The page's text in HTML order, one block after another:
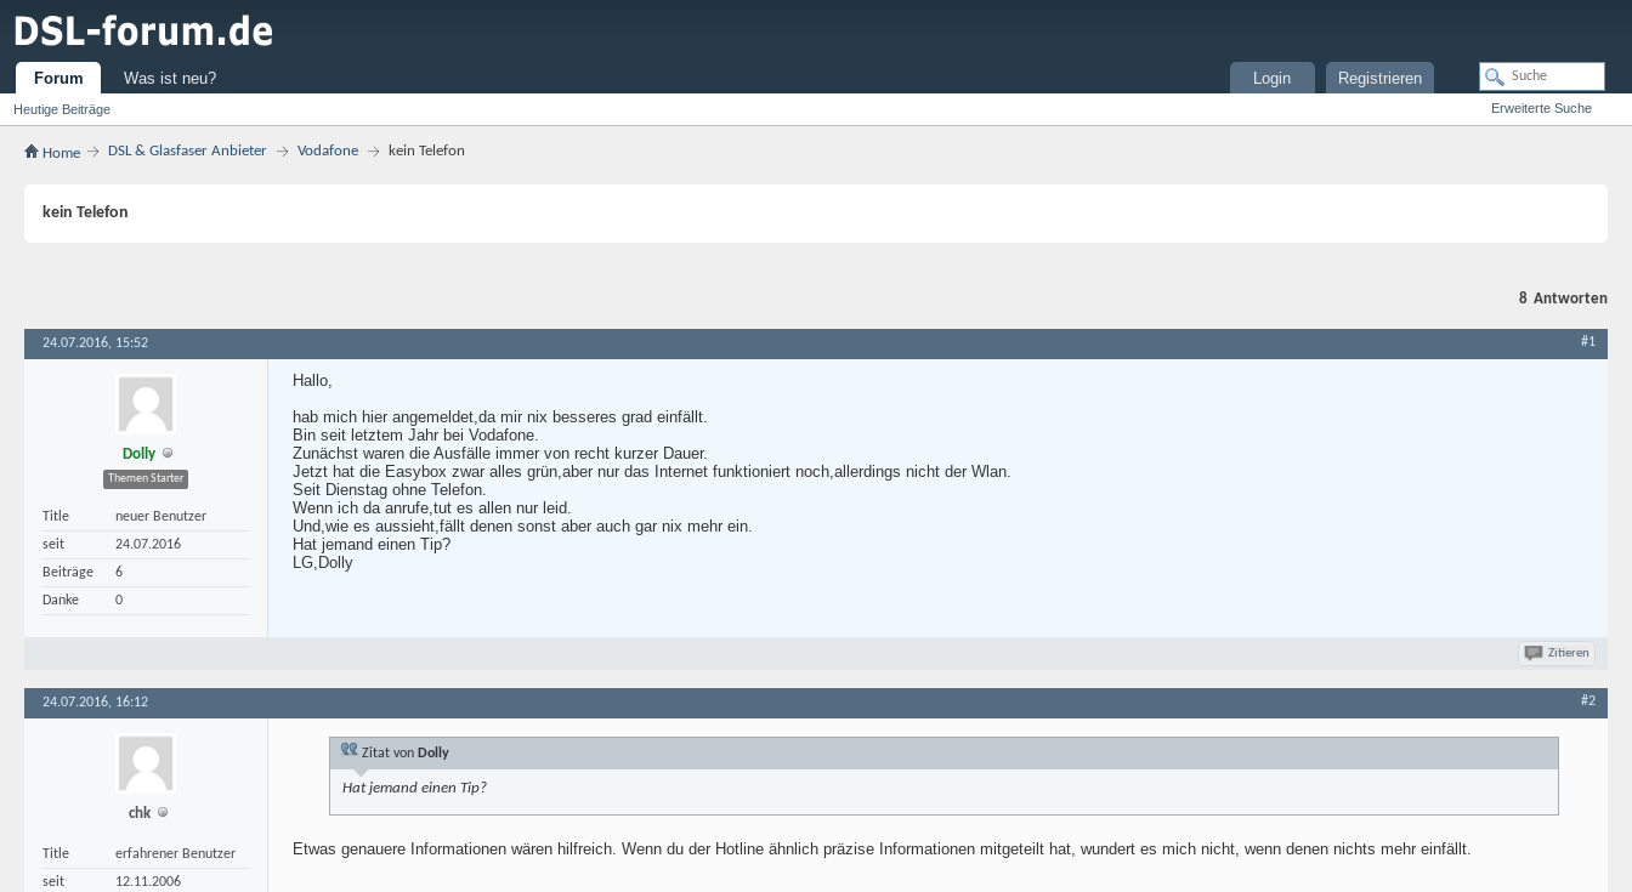
Forum
Heutige Beiträge
Was ist neu? Registrieren
Login
Erweiterte Suche
Home DSL & Glasfaser Anbieter Vodafone kein Telefon
kein Telefon
8 Antworten
24.07.2016, 15:52 #1
Dolly
Themen Starter
Title
neuer Benutzer
seit
24.07.2016
Beiträge
6
Danke
0
Hallo,
hab mich hier angemeldet,da mir nix besseres grad einfällt.
Bin seit letztem Jahr bei Vodafone.
Zunächst waren die Ausfälle immer von recht kurzer Dauer.
Jetzt hat die Easybox zwar alles grün,aber nur das Internet funktioniert noch,allerdings nicht der Wlan.
Seit Dienstag ohne Telefon.
Wenn ich da anrufe,tut es allen nur leid.
Und,wie es aussieht,fällt denen sonst aber auch gar nix mehr ein.
Hat jemand einen Tip?
LG,Dolly
Zitieren
24.07.2016, 16:12 #2
chk
Title
erfahrener Benutzer
seit
12.11.2006
Zitat von Dolly
Hat jemand einen Tip?
Etwas genauere Informationen wären hilfreich. Wenn du der Hotline ähnlich präzise Informationen mitgeteilt hat, wundert es mich nicht, wenn denen nichts mehr einfällt.